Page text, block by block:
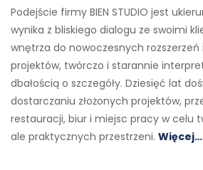
Podejście firmy BIEN STUDIO jest
wynika z bliskiego dialogu ze swoimi
wnętrza do nowoczesnych rozszerzeń
projektów, twórczo i starannie
dbałością o szczegóły. Dziesięć lat
dostarczaniu złożonych projektów,
restauracji, biur i miejsc pracy w celu
ale praktycznych przestrzeni. Więcej…